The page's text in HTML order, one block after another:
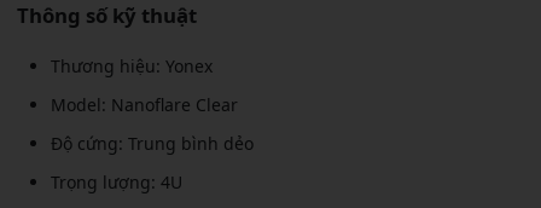
Thông số kỹ thuật
Thương hiệu: Yonex
Model: Nanoflare Clear
Độ cứng: Trung bình dẻo
Trọng lượng: 4U